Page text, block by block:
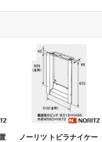
ノーリツ トビラナイケー